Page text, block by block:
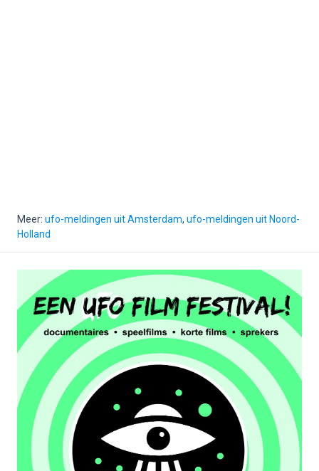
Meer: ufo-meldingen uit Amsterdam, ufo-meldingen uit Noord-
Holland